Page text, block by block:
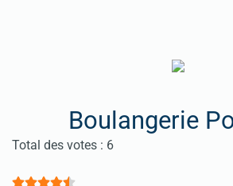
Boulangerie
Vote utilisateur:4.5
Total des votes : 6